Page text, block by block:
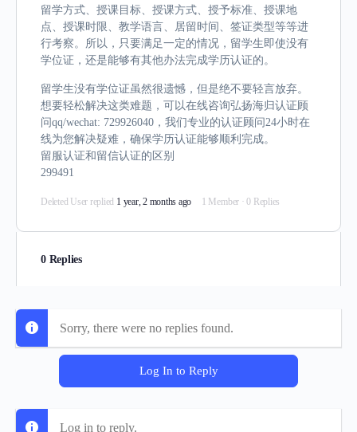
留学方式、授课目标、授课方式、授予标准、授课地
点、授课时限、教学语言、居留时间、签证类型等等进
行考察。所以，只要满足一定的情况，留学生即使没有
学位证，还是能够有其他办法完成学历认证的。
留学生没有学位证虽然很遗憾，但是绝不要轻言放弃。
想要轻松解决这类难题，可以在线咨询弘扬海归认证顾
问qq/wechat: 729926040，我们专业的认证顾问24小时在
线为您解决疑难，确保学历认证能够顺利完成。
留服认证和留信认证的区别
299491
Deleted User replied 1 year, 2 months ago 1 Member · 0 Replies
0 Replies
Sorry, there were no replies found.
Log In to Reply
Log in to reply.